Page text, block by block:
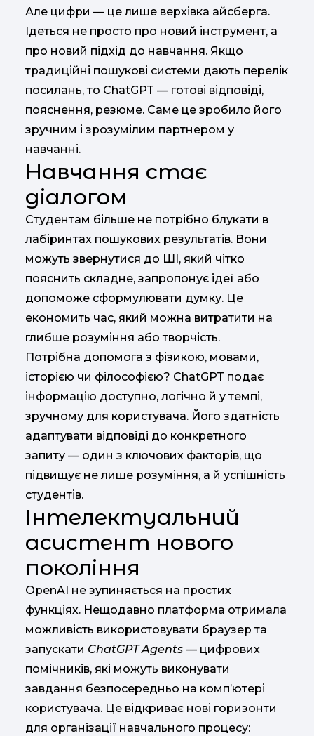
Але цифри — це лише верхівка айсберга.
Ідеться не просто про новий інструмент, а
про новий підхід до навчання. Якщо
традиційні пошукові системи дають перелік
посилань, то ChatGPT — готові відповіді,
пояснення, резюме. Саме це зробило його
зручним і зрозумілим партнером у
навчанні.
Навчання стає
діалогом
Студентам більше не потрібно блукати в
лабіринтах пошукових результатів. Вони
можуть звернутися до ШІ, який чітко
пояснить складне, запропонує ідеї або
допоможе сформулювати думку. Це
економить час, який можна витратити на
глибше розуміння або творчість.
Потрібна допомога з фізикою, мовами,
історією чи філософією? ChatGPT подає
інформацію доступно, логічно й у темпі,
зручному для користувача. Його здатність
адаптувати відповіді до конкретного
запиту — один з ключових факторів, що
підвищує не лише розуміння, а й успішність
студентів.
Інтелектуальний
асистент нового
покоління
OpenAI не зупиняється на простих
функціях. Нещодавно платформа отримала
можливість використовувати браузер та
запускати ChatGPT Agents — цифрових
помічників, які можуть виконувати
завдання безпосередньо на комп’ютері
користувача. Це відкриває нові горизонти
для організації навчального процесу: